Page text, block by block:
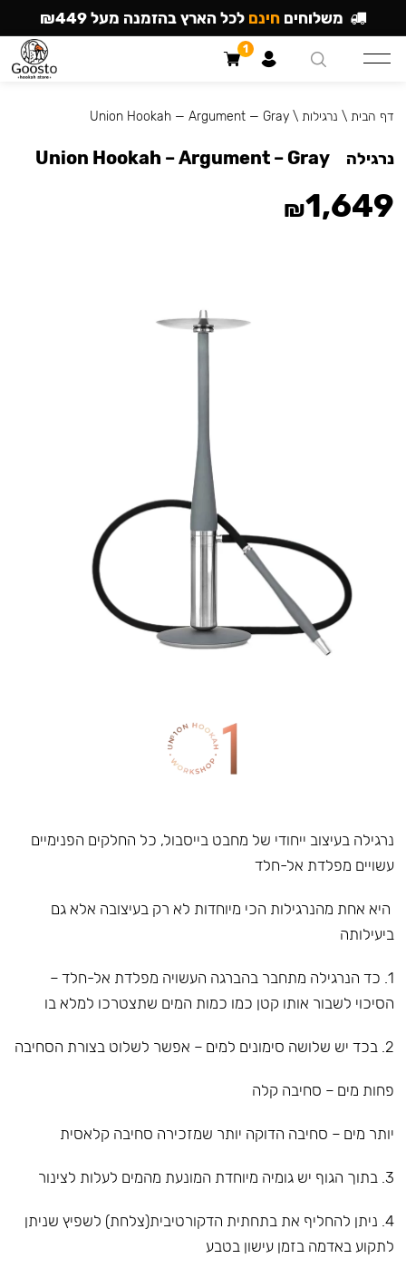
נרגילה בעיצוב ייחודי של מחבט בייסבול, כל החלקים הפנימיים
עשויים מפלדת אל-חלד
היא אחת מהנרגילות הכי מיוחדות לא רק בעיצובה אלא גם
ביעילותה
1. כד הנרגילה מתחבר בהברגה העשויה מפלדת אל-חלד –
הסיכוי לשבור אותו קטן כמו כמות המים שתצטרכו למלא בו
2. בכד יש שלושה סימונים למים – אפשר לשלוט בצורת הסחיבה
פחות מים – סחיבה קלה
יותר מים – סחיבה הדוקה יותר שמזכירה סחיבה קלאסית
3. בתוך הגוף יש גומיה מיוחדת המונעת מהמים לעלות לצינור
4. ניתן להחליף את בתחתית הדקורטיבית(צלחת) לשפיץ שניתן
לתקוע באדמה בזמן עישון בטבע
דף הבית \ נרגילות \
Union Hookah — Argument — Gray
נרגילה Union Hookah – Argument – Gray
₪1,649
משלוחים חינם לכל הארץ בהזמנה מעל ₪449
1